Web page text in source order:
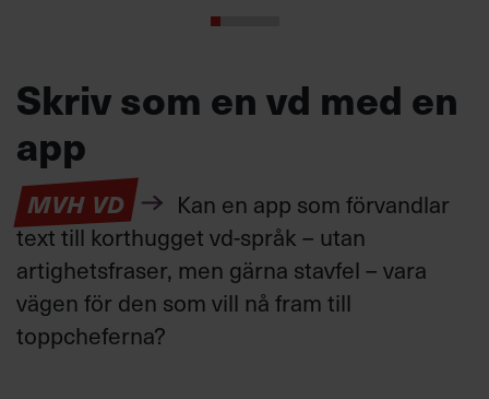
Skriv som en vd med en
app
MVH VD
Kan en app som förvandlar
text till korthugget vd-språk – utan
artighetsfraser, men gärna stavfel – vara
vägen för den som vill nå fram till
toppcheferna?